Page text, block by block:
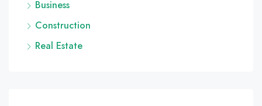
Business
Construction
Real Estate